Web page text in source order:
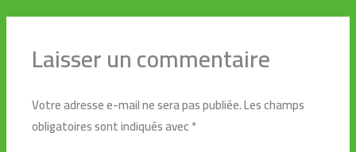
Laisser un commentaire
Votre adresse e-mail ne sera pas publiée.Les champs
obligatoires sont indiqués avec*